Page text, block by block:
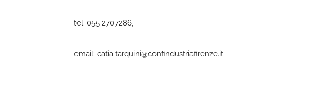
tel. 055 2707286,
email: catia.tarquini@confindustriafirenze.it